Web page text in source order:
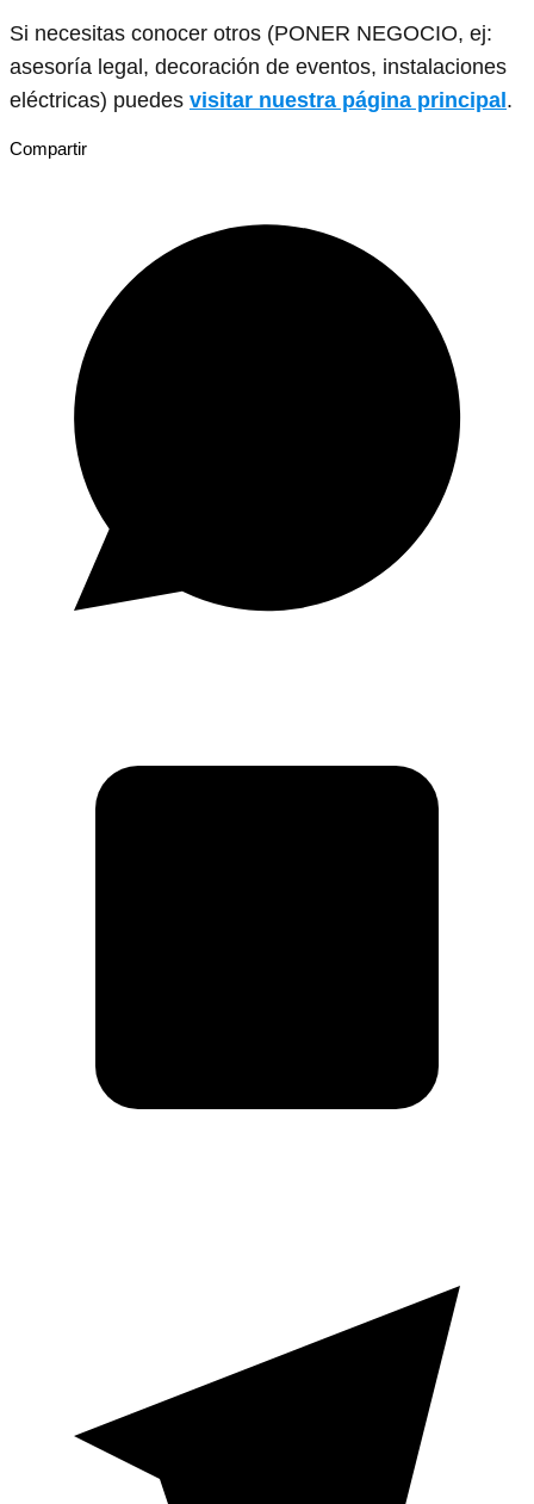
Si necesitas conocer otros (PONER NEGOCIO, ej:
asesoría legal, decoración de eventos, instalaciones
eléctricas) puedes visitar nuestra página principal.
Compartir